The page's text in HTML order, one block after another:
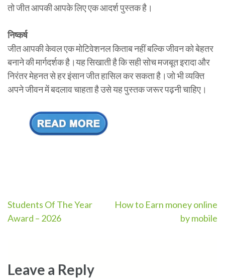
तो जीत आपकी आपके लिए एक आदर्श पुस्तक है।
निष्कर्ष
जीत आपकी केवल एक मोटिवेशनल किताब नहीं बल्कि जीवन को बेहतर
बनाने की मार्गदर्शक है।यह सिखाती है कि सही सोच मजबूत इरादा और
निरंतर मेहनत से हर इंसान जीत हासिल कर सकता है।जो भी व्यक्ति
अपने जीवन में बदलाव चाहता है उसे यह पुस्तक जरूर पढ़नी चाहिए।
Post
Students Of The Year
Award – 2026
How to Earn money online
by mobile
Leave a Reply